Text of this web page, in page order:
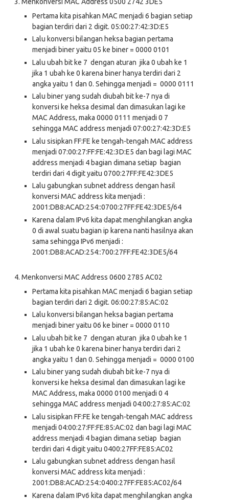
Pertama kita pisahkan MAC menjadi 6 bagian setiap
bagian terdiri dari 2 digit. 05:00:27:42:3D:E5
Lalu konversi bilangan heksa bagian pertama
menjadi biner yaitu 05 ke biner = 0000 0101
Lalu ubah bit ke 7 dengan aturan jika 0 ubah ke 1
jika 1 ubah ke 0 karena biner hanya terdiri dari 2
angka yaitu 1 dan 0. Sehingga menjadi = 0000 0111
Lalu biner yang sudah diubah bit ke-7 nya di
konversi ke heksa desimal dan dimasukan lagi ke
MAC Address, maka 0000 0111 menjadi 0 7
sehingga MAC address menjadi 07:00:27:42:3D:E5
Lalu sisipkan FF:FE ke tengah-tengah MAC address
menjadi 07:00:27:FF:FE:42:3D:E5 dan bagi lagi MAC
address menjadi 4 bagian dimana setiap bagian
terdiri dari 4 digit yaitu 0700:27FF:FE42:3DE5
Lalu gabungkan subnet address dengan hasil
konversi MAC address kita menjadi :
2001:DB8:ACAD:254::0700:27FF:FE42:3DE5/64
Karena dalam IPv6 kita dapat menghilangkan angka
0 di awal suatu bagian ip karena nanti hasilnya akan
sama sehingga IPv6 menjadi :
2001:DB8:ACAD:254::700:27FF:FE42:3DE5/64
4. Menkonversi MAC Address 0600 2785 AC02
Pertama kita pisahkan MAC menjadi 6 bagian setiap
bagian terdiri dari 2 digit. 06:00:27:85:AC:02
Lalu konversi bilangan heksa bagian pertama
menjadi biner yaitu 06 ke biner = 0000 0110
Lalu ubah bit ke 7 dengan aturan jika 0 ubah ke 1
jika 1 ubah ke 0 karena biner hanya terdiri dari 2
angka yaitu 1 dan 0. Sehingga menjadi = 0000 0100
Lalu biner yang sudah diubah bit ke-7 nya di
konversi ke heksa desimal dan dimasukan lagi ke
MAC Address, maka 0000 0100 menjadi 0 4
sehingga MAC address menjadi 04:00:27:85:AC:02
Lalu sisipkan FF:FE ke tengah-tengah MAC address
menjadi 04:00:27:FF:FE:85:AC:02 dan bagi lagi MAC
address menjadi 4 bagian dimana setiap bagian
terdiri dari 4 digit yaitu 0400:27FF:FE85:AC02
Lalu gabungkan subnet address dengan hasil
konversi MAC address kita menjadi :
2001:DB8:ACAD:254::0400:27FF:FE85:AC02/64
Karena dalam IPv6 kita dapat menghilangkan angka